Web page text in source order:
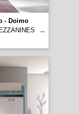
- Doimo
...